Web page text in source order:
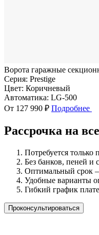
Ворота гаражные
Серия: Prestige
Цвет: Коричневый
Автоматика: LG-500
От 127 990 ₽ Подробнее
Рассрочка на
Потребуется только
Без банков, пеней и
Оптимальный срок –
Удобные варианты
Гибкий график
Проконсультироваться